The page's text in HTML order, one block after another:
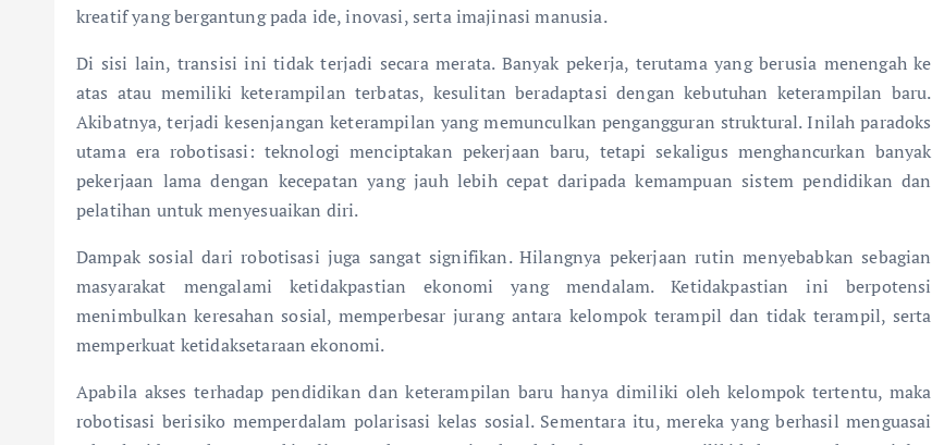
kreatif yang bergantung pada ide, inovasi, serta imajinasi manusia.
Di sisi lain, transisi ini tidak terjadi secara merata. Banyak pekerja, terutama yang berusia menengah ke
atas atau memiliki keterampilan terbatas, kesulitan beradaptasi dengan kebutuhan keterampilan baru.
Akibatnya, terjadi kesenjangan keterampilan yang memunculkan pengangguran struktural. Inilah paradoks
utama era robotisasi: teknologi menciptakan pekerjaan baru, tetapi sekaligus menghancurkan banyak
pekerjaan lama dengan kecepatan yang jauh lebih cepat daripada kemampuan sistem pendidikan dan
pelatihan untuk menyesuaikan diri.
Dampak sosial dari robotisasi juga sangat signifikan. Hilangnya pekerjaan rutin menyebabkan sebagian
masyarakat mengalami ketidakpastian ekonomi yang mendalam. Ketidakpastian ini berpotensi
menimbulkan keresahan sosial, memperbesar jurang antara kelompok terampil dan tidak terampil, serta
memperkuat ketidaksetaraan ekonomi.
Apabila akses terhadap pendidikan dan keterampilan baru hanya dimiliki oleh kelompok tertentu, maka
robotisasi berisiko memperdalam polarisasi kelas sosial. Sementara itu, mereka yang berhasil menguasai